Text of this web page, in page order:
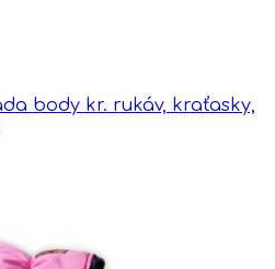
body kr. rukáv, kraťasky,